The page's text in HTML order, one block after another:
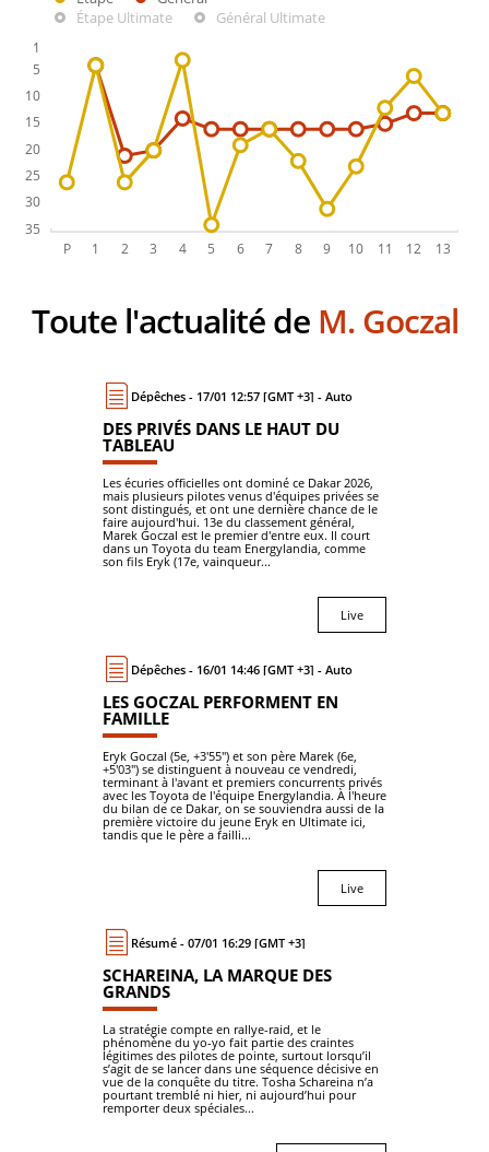
Étape Ultimate
Général Ultimate
Toute l'actualité de M. Goczal
Dépêches - 17/01 12:57 [GMT +3] - Auto
DES PRIVÉS DANS LE HAUT DU
TABLEAU
Les écuries officielles ont dominé ce Dakar 2026,
mais plusieurs pilotes venus d'équipes privées se
sont distingués, et ont une dernière chance de le
faire aujourd'hui. 13e du classement général,
Marek Goczal est le premier d'entre eux. Il court
dans un Toyota du team Energylandia, comme
son fils Eryk (17e, vainqueur...
Live
Dépêches - 16/01 14:46 [GMT +3] - Auto
LES GOCZAL PERFORMENT EN
FAMILLE
Eryk Goczal (5e, +3'55") et son père Marek (6e,
+5'03") se distinguent à nouveau ce vendredi,
terminant à l'avant et premiers concurrents privés
avec les Toyota de l'équipe Energylandia. À l'heure
du bilan de ce Dakar, on se souviendra aussi de la
première victoire du jeune Eryk en Ultimate ici,
tandis que le père a failli...
Live
Résumé - 07/01 16:29 [GMT +3]
SCHAREINA, LA MARQUE DES
GRANDS
La stratégie compte en rallye-raid, et le
phénomène du yo-yo fait partie des craintes
légitimes des pilotes de pointe, surtout lorsqu’il
s’agit de se lancer dans une séquence décisive en
vue de la conquête du titre. Tosha Schareina n’a
pourtant tremblé ni hier, ni aujourd’hui pour
remporter deux spéciales...